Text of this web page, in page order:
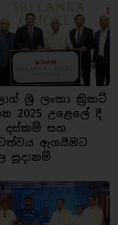
ශ්‍රී ලංකා ක්‍රිකට්
2025 උළෙලේ දී
දස්කම් සහ
ඇගයීමට
සූදානම්